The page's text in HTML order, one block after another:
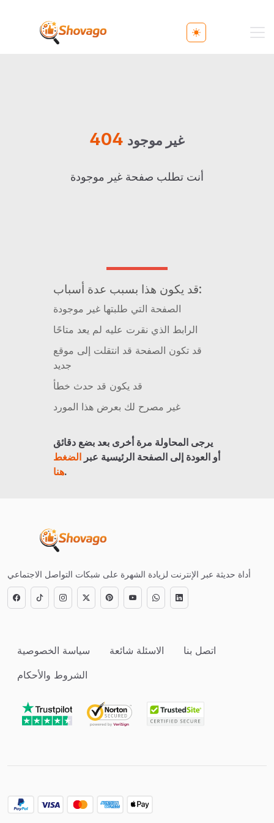
Toggle theme
404 غير موجود
أنت تطلب صفحة غير موجودة
قد يكون هذا بسبب عدة أسباب:
الصفحة التي طلبتها غير موجودة
الرابط الذي نقرت عليه لم يعد متاحًا
قد تكون الصفحة قد انتقلت إلى موقع
جديد
قد يكون قد حدث خطأ
غير مصرح لك بعرض هذا المورد
يرجى المحاولة مرة أخرى بعد بضع دقائق
أو العودة إلى الصفحة الرئيسية عبرالضغط
هنا.
أداة حديثة عبر الإنترنت لزيادة الشهرة على شبكات التواصل الاجتماعي
سياسة الخصوصية الاسئلة شائعة
اتصل بنا
الشروط والأحكام